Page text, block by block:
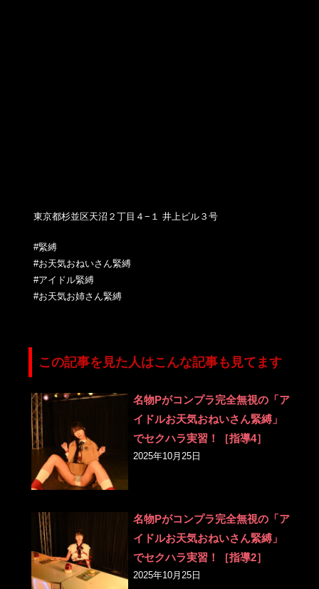
東京都杉並区天沼２丁目４−１ 井上ビル３号
#緊縛
#お天気おねいさん緊縛
#アイドル緊縛
#お天気お姉さん緊縛
この記事を見た人はこんな記事も見てます
名物Pがコンプラ完全無視の「ア
イドルお天気おねいさん緊縛」
でセクハラ実習！［指導4］
2025年10月25日
名物Pがコンプラ完全無視の「ア
イドルお天気おねいさん緊縛」
でセクハラ実習！［指導2］
2025年10月25日